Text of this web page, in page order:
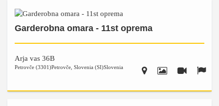
Garderobna omara - 11st oprema
Arja vas 36B
Petrovče (3301)Petrovče Slovenia (SI)Slovenia